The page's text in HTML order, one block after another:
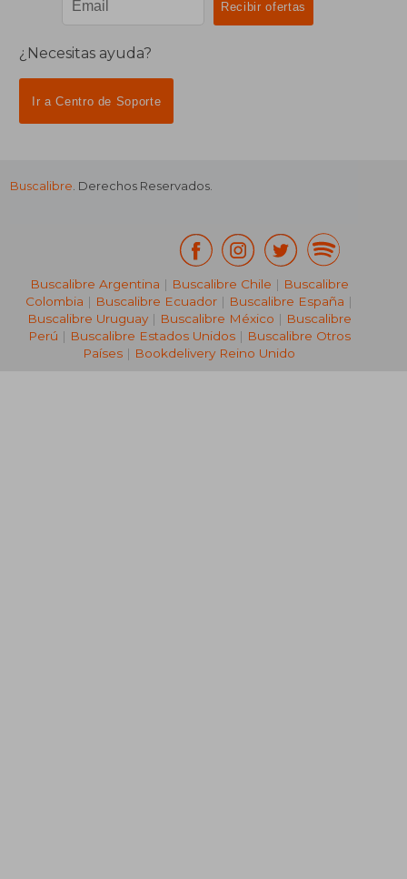
₡ 6.966
¿Necesitas ayuda?
Ir a Centro de Soporte
Buscalibre. Derechos Reservados.
Buscalibre Argentina | Buscalibre Chile | Buscalibre
Colombia | Buscalibre Ecuador | Buscalibre España |
Buscalibre Uruguay| Buscalibre México | Buscalibre
Perú | Buscalibre Estados Unidos| Buscalibre Otros
Países | Bookdelivery Reino Unido